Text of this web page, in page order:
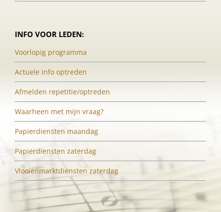
INFO VOOR LEDEN:
Voorlopig programma
Actuele info optreden
Afmelden repetitie/optreden
Waarheen met mijn vraag?
Papierdiensten maandag
Papierdiensten zaterdag
Vlooienmarktdiensten zaterdag